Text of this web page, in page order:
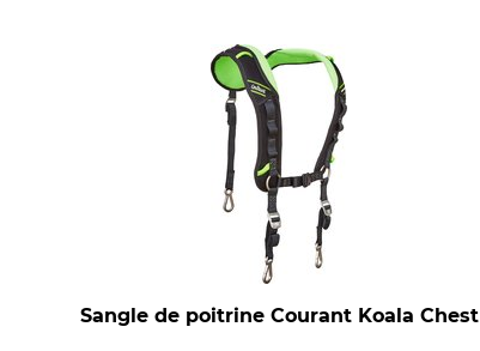
Sangle de poitrine Courant Koala Chest